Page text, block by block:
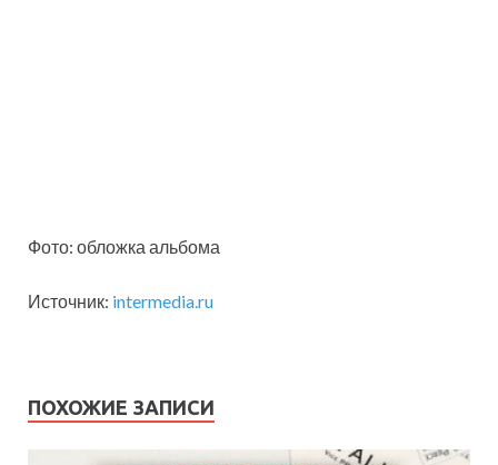
Фото: обложка альбома
Источник: intermedia.ru
ПОХОЖИЕ ЗАПИСИ